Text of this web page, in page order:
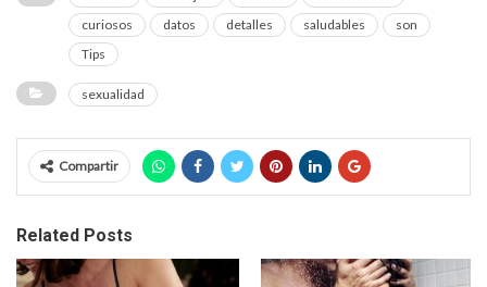
curiosos
datos detalles saludables
son
Tips
sexualidad
Compartir
Related Posts